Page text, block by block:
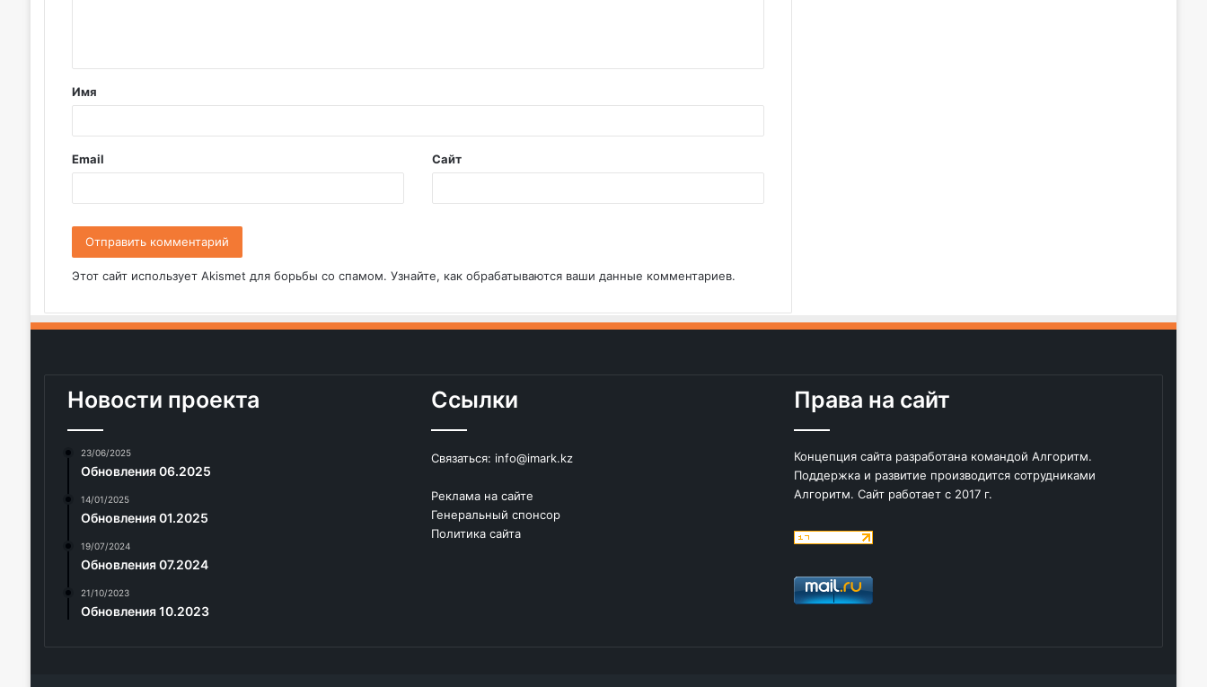
т
а
й
*
Имя
Email Сайт
Этот сайт использует Akismet для борьбы со спамом. Узнайте, как обрабатываются ваши данные комментариев.
Новости проекта
23/06/2025
Обновления 06.2025
14/01/2025
Обновления 01.2025
19/07/2024
Обновления 07.2024
21/10/2023
Обновления 10.2023
Ссылки
Связаться: info@imark.kz
Реклама на сайте
Генеральный спонсор
Политика сайта
Права на сайт
Концепция сайта разработана командой Алгоритм.
Поддержка и развитие производится сотрудниками
Алгоритм. Сайт работает с 2017 г.